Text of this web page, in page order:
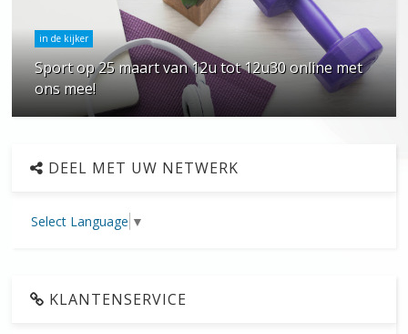
in de kijker
Sport op 25 maart van 12u tot 12u30 online met
ons mee!
DEEL MET UW NETWERK
Select Language ▼
KLANTENSERVICE